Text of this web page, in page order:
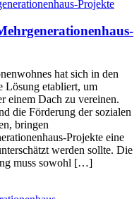
hat sich in den
Lösung etabliert, um
einem Dach zu vereinen.
die Förderung der sozialen
bringen
Projekte eine
werden sollte. Die
muss sowohl […]